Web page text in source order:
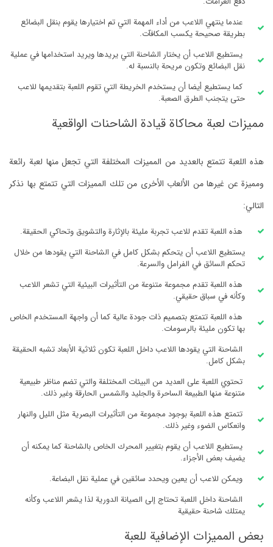
عندما ينتهي اللاعب من أداء المهمة التي تم اختيارها يقوم بنقل البضائع
بطريقة صحيحة يكسب المكافآت.
يستطيع اللاعب أن يختار الشاحنة التي يريدها ويريد استخدامها في عملية
نقل البضائع وتكون مريحة بالنسبة له.
كما يستطيع أيضا أن يستخدم الخريطة التي تقوم اللعبة بتقديمها للاعب
حتى يتجنب الطرق الصعبة.
مميزات لعبة محاكاة قيادة الشاحنات الواقعية
هذه اللعبة تتمتع بالعديد من المميزات المختلفة التي تجعل منها لعبة رائعة
ومميزة عن غيرها من الألعاب الأخرى من تلك المميزات التي تتمتع بها نذكر
التالي:
هذه اللعبة تقدم للاعب تجربة مليئة بالإثارة والتشويق وتحاكي الحقيقة.
يستطيع اللاعب أن يتحكم بشكل كامل في الشاحنة التي يقودها من خلال
تحكم السائق في الفرامل والسرعة.
هذه اللعبة تقدم مجموعة متنوعة من التأثيرات البيئية التي تشعر اللاعب
وكأنه في سباق حقيقي.
هذه اللعبة تتمتع بتصميم ذات جودة عالية كما أن واجهة المستخدم الخاص
بها تكون مليئة بالرسومات.
الشاحنة التي يقودها اللاعب داخل اللعبة تكون ثلاثية الأبعاد تشبه الحقيقة
بشكل كامل.
تحتوي اللعبة على العديد من البيئات المختلفة والتي تضم مناظر طبيعية
متنوعة منها الطبيعة الساحرة والجليد والشمس الحارقة وغير ذلك.
تتمتع هذه اللعبة بوجود مجموعة من التأثيرات البصرية مثل الليل والنهار
وانعكاس الضوء وغير ذلك.
يستطيع اللاعب أن يقوم بتغيير المحرك الخاص بالشاحنة كما يمكنه أن
يضيف بعض الأجزاء.
ويمكن للاعب أن يعين ويحدد سائقين في عملية نقل البضاعة.
الشاحنة داخل اللعبة تحتاج إلى الصيانة الدورية لذا يشعر اللاعب وكأنه
يمتلك شاحنة حقيقية
بعض المميزات الإضافية للعبة